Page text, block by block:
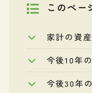
このペー
家計の資
今後10年
今後30年